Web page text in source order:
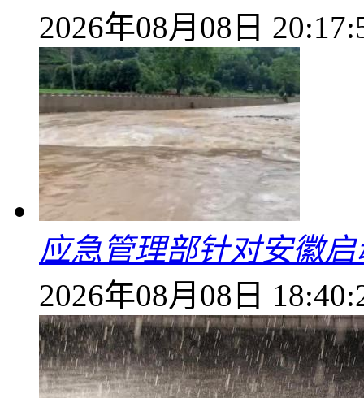
2026年08月08日
应急管理部针对安徽
2026年08月08日